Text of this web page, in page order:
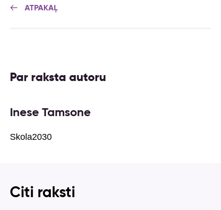
ATPAKAĻ
Par raksta autoru
Inese Tamsone
Skola2030
Citi raksti